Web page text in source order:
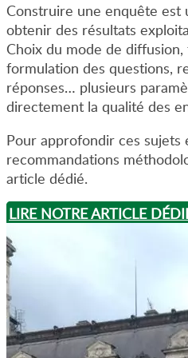
Construire une enquête est
obtenir des résultats
Choix du mode de
formulation des questions,
réponses… plusieurs
directement la qualité des
Pour approfondir ces sujets
recommandations
article dédié.
LIRE NOTRE ARTICLE